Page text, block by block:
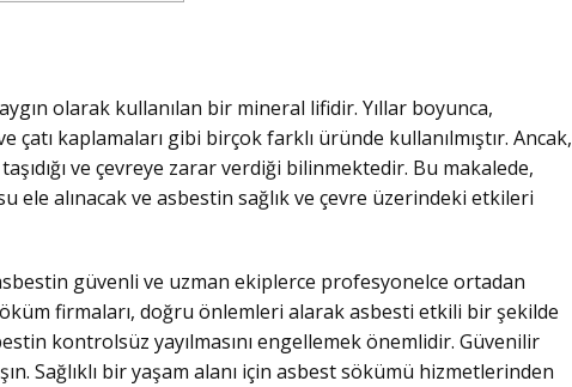
olarak kullanılan bir mineral lifidir. Yıllar boyunca,
çatı kaplamaları gibi birçok farklı üründe kullanılmıştır. Ancak,
ve çevreye zarar verdiği bilinmektedir. Bu makalede,
ele alınacak ve asbestin sağlık ve çevre üzerindeki etkileri
güvenli ve uzman ekiplerce profesyonelce ortadan
firmaları, doğru önlemleri alarak asbesti etkili bir şekilde
kontrolsüz yayılmasını engellemek önemlidir. Güvenilir
Sağlıklı bir yaşam alanı için asbest sökümü hizmetlerinden